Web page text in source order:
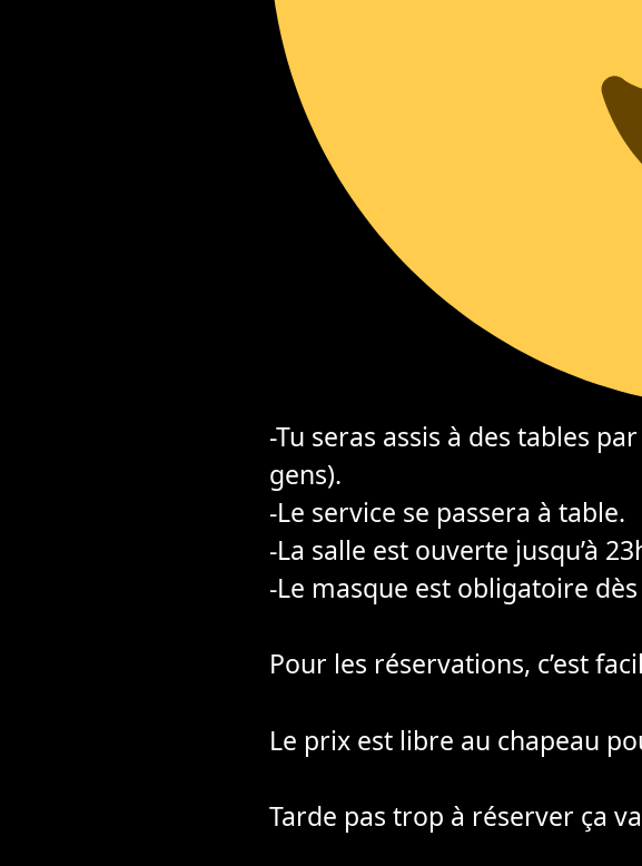
-Tu seras assis à des tables
gens).
-Le service se passera à table.
-La salle est ouverte jusqu’à
-Le masque est obligatoire
Pour les réservations, c’est
Le prix est libre au chapeau
Tarde pas trop à réserver ça